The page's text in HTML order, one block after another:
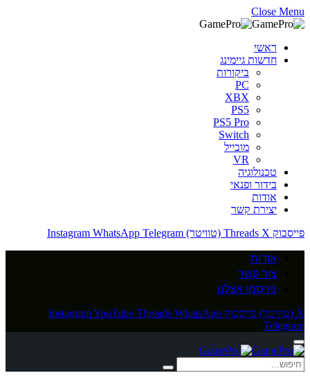
Close Menu
ראשי
חדשות גיימינג
ביקורות
PC
XBX
PS5
PS5 Pro
Switch
מובייל
VR
טכנולוגיה
בידור ופנאי
אודות
יצירת קשר
פייסבוק
Threads X (טוויטר) Instagram WhatsApp Telegram
אודות
צור קשר
פרסמו אצלנו
X (טוויטר) פייסבוק InstagramYouTube Threads WhatsApp
Telegram